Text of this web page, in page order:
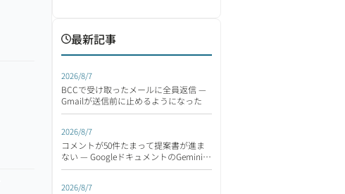
最新記事
2026/8/7
BCCで受け取ったメールに全員返信 —
Gmailが送信前に止めるようになった
2026/8/7
コメントが50件たまって提案書が進ま
ない — GoogleドキュメントのGeminiが
読んで返す
2026/8/7